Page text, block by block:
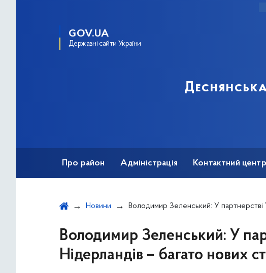
GOV.UA
Державні сайти України
Про район Адміністрація Контактний центр
Новини Володимир Зеленський: У партнерстві України та Нідерландів – багато нових
Володимир Зеленський: У
Нідерландів – багато нових